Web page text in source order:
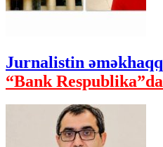
Jurnalistin
“Bank